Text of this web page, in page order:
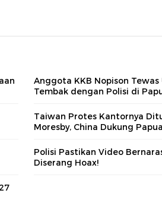
Anggota KKB Nopison
Tembak dengan Polisi di
Taiwan Protes Kantornya
Moresby, China Dukung
Polisi Pastikan Video
Diserang Hoax!